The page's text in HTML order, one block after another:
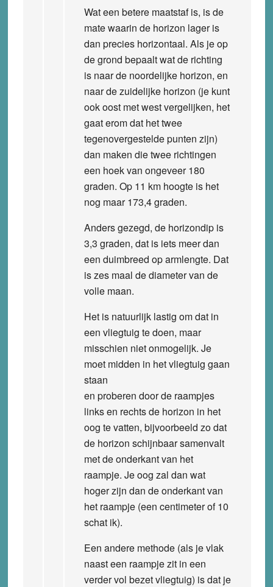
Wat een betere maatstaf is, is de
mate waarin de horizon lager is
dan precies horizontaal. Als je op
de grond bepaalt wat de richting
is naar de noordelijke horizon, en
naar de zuidelijke horizon (je kunt
ook oost met west vergelijken, het
gaat erom dat het twee
tegenovergestelde punten zijn)
dan maken die twee richtingen
een hoek van ongeveer 180
graden. Op 11 km hoogte is het
nog maar 173,4 graden.
Anders gezegd, de horizondip is
3,3 graden, dat is iets meer dan
een duimbreed op armlengte. Dat
is zes maal de diameter van de
volle maan.
Het is natuurlijk lastig om dat in
een vliegtuig te doen, maar
misschien niet onmogelijk. Je
moet midden in het vliegtuig gaan
staan
en proberen door de raampjes
links en rechts de horizon in het
oog te vatten, bijvoorbeeld zo dat
de horizon schijnbaar samenvalt
met de onderkant van het
raampje. Je oog zal dan wat
hoger zijn dan de onderkant van
het raampje (een centimeter of 10
schat ik).
Een andere methode (als je vlak
naast een raampje zit in een
verder vol bezet vliegtuig) is dat je